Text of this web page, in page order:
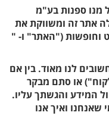
מנו ספנות בע"מ
אתר זה ומשווקת את
וחופשות ("האתר" ו- "
לנו מאוד. בין אם
או סתם מבקר
המידע והגשתך עליו.
שאנחנו ואיך אנו